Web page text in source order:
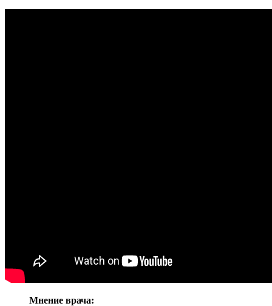
Мнение врача: